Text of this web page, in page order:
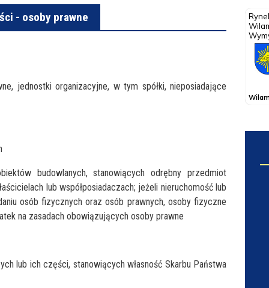
- osoby prawne
jednostki organizacyjne, w tym spółki, nieposiadające
budowlanych, stanowiących odrębny przedmiot
lub współposiadaczach; jeżeli nieruchomość lub
osób fizycznych oraz osób prawnych, osoby fizyczne
na zasadach obowiązujących osoby prawne
lub ich części, stanowiących własność Skarbu Państwa